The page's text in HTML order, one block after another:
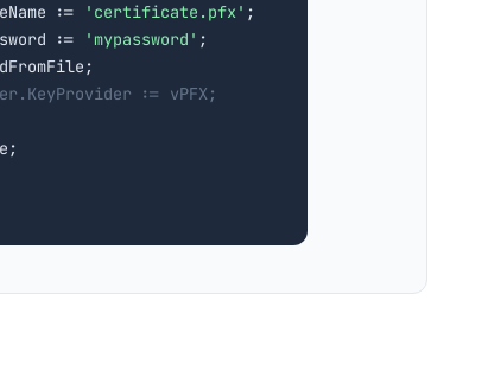
:=
'certificate.pfx' ;
:=
'mypassword' ;
:= vPFX;